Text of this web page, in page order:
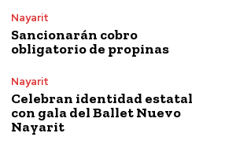
Nayarit
Sancionarán cobro
obligatorio de propinas
Nayarit
Celebran identidad estatal
con gala del Ballet Nuevo
Nayarit